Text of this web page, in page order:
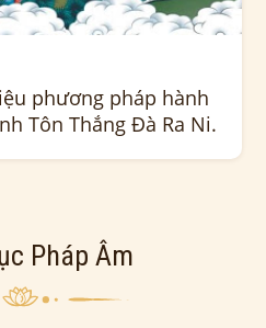
phương pháp hành
Tôn Thắng Đà Ra Ni.
Pháp Âm